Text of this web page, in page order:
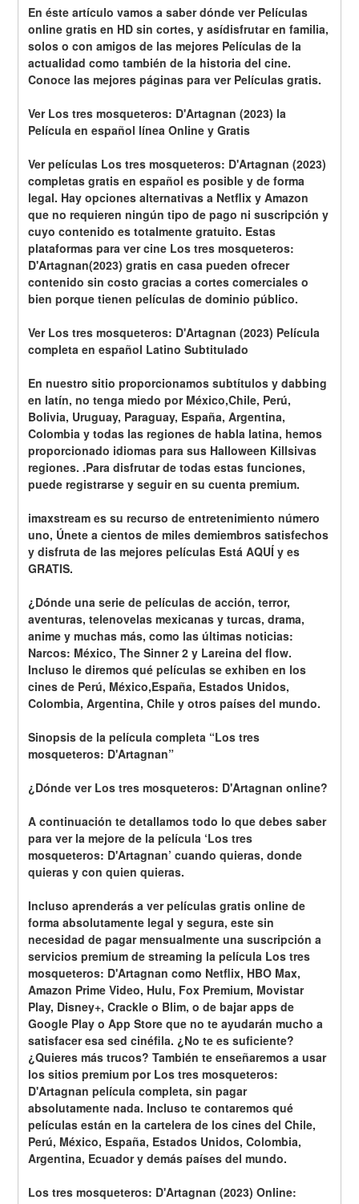
En éste artículo vamos a saber dónde ver Películas
online gratis en HD sin cortes, y asídisfrutar en familia,
solos o con amigos de las mejores Películas de la
actualidad como también de la historia del cine.
Conoce las mejores páginas para ver Películas gratis.
Ver Los tres mosqueteros: D'Artagnan (2023) la
Película en español línea Online y Gratis
Ver películas Los tres mosqueteros: D'Artagnan (2023)
completas gratis en español es posible y de forma
legal. Hay opciones alternativas a Netflix y Amazon
que no requieren ningún tipo de pago ni suscripción y
cuyo contenido es totalmente gratuito. Estas
plataformas para ver cine Los tres mosqueteros:
D'Artagnan(2023) gratis en casa pueden ofrecer
contenido sin costo gracias a cortes comerciales o
bien porque tienen películas de dominio público.
Ver Los tres mosqueteros: D'Artagnan (2023) Película
completa en español Latino Subtitulado
En nuestro sitio proporcionamos subtítulos y dabbing
en latín, no tenga miedo por México,Chile, Perú,
Bolivia, Uruguay, Paraguay, España, Argentina,
Colombia y todas las regiones de habla latina, hemos
proporcionado idiomas para sus Halloween Killsivas
regiones. .Para disfrutar de todas estas funciones,
puede registrarse y seguir en su cuenta premium.
imaxstream es su recurso de entretenimiento número
uno, Únete a cientos de miles demiembros satisfechos
y disfruta de las mejores películas Está AQUÍ y es
GRATIS.
¿Dónde una serie de películas de acción, terror,
aventuras, telenovelas mexicanas y turcas, drama,
anime y muchas más, como las últimas noticias:
Narcos: México, The Sinner 2 y Lareina del flow.
Incluso le diremos qué películas se exhiben en los
cines de Perú, México,España, Estados Unidos,
Colombia, Argentina, Chile y otros países del mundo.
Sinopsis de la película completa “Los tres
mosqueteros: D'Artagnan”
¿Dónde ver Los tres mosqueteros: D'Artagnan online?
A continuación te detallamos todo lo que debes saber
para ver la mejore de la película ‘Los tres
mosqueteros: D'Artagnan’ cuando quieras, donde
quieras y con quien quieras.
Incluso aprenderás a ver películas gratis online de
forma absolutamente legal y segura, este sin
necesidad de pagar mensualmente una suscripción a
servicios premium de streaming la película Los tres
mosqueteros: D'Artagnan como Netflix, HBO Max,
Amazon Prime Video, Hulu, Fox Premium, Movistar
Play, Disney+, Crackle o Blim, o de bajar apps de
Google Play o App Store que no te ayudarán mucho a
satisfacer esa sed cinéfila. ¿No te es suficiente?
¿Quieres más trucos? También te enseñaremos a usar
los sitios premium por Los tres mosqueteros:
D'Artagnan película completa, sin pagar
absolutamente nada. Incluso te contaremos qué
películas están en la cartelera de los cines del Chile,
Perú, México, España, Estados Unidos, Colombia,
Argentina, Ecuador y demás países del mundo.
Los tres mosqueteros: D'Artagnan (2023) Online: